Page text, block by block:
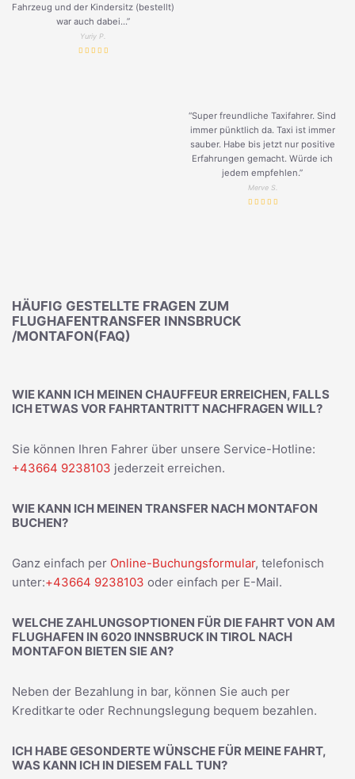
Fahrzeug und der Kindersitz (bestellt)
war auch dabei...”
Yuriy P.
“Super freundliche Taxifahrer. Sind
immer pünktlich da. Taxi ist immer
sauber. Habe bis jetzt nur positive
Erfahrungen gemacht. Würde ich
jedem empfehlen.”
Merve S.
HÄUFIG GESTELLTE FRAGEN ZUM
FLUGHAFENTRANSFER INNSBRUCK
/MONTAFON(FAQ)
WIE KANN ICH MEINEN CHAUFFEUR ERREICHEN, FALLS
ICH ETWAS VOR FAHRTANTRITT NACHFRAGEN WILL?
Sie können Ihren Fahrer über unsere Service-Hotline:
+43664 9238103 jederzeit erreichen.
WIE KANN ICH MEINEN TRANSFER NACH MONTAFON
BUCHEN?
Ganz einfach per Online-Buchungsformular, telefonisch
unter:+43664 9238103 oder einfach per E-Mail.
WELCHE ZAHLUNGSOPTIONEN FÜR DIE FAHRT VON AM
FLUGHAFEN IN 6020 INNSBRUCK IN TIROL NACH
MONTAFON BIETEN SIE AN?
Neben der Bezahlung in bar, können Sie auch per
Kreditkarte oder Rechnungslegung bequem bezahlen.
ICH HABE GESONDERTE WÜNSCHE FÜR MEINE FAHRT,
WAS KANN ICH IN DIESEM FALL TUN?